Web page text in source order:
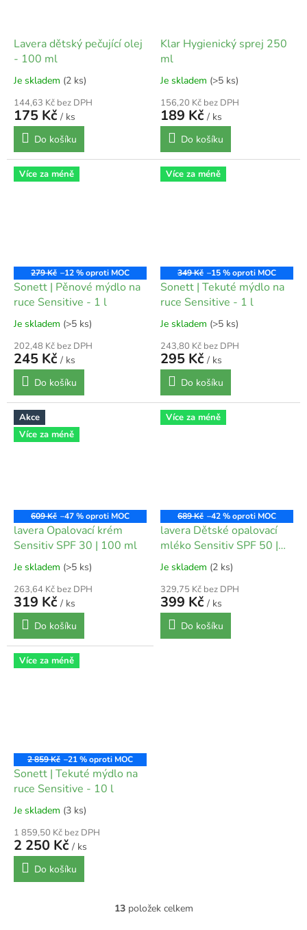
Lavera dětský pečující olej
- 100 ml
Je skladem (2 ks)
144,63 Kč bez DPH
175 Kč / ks
Do košíku
Klar Hygienický sprej 250
ml
Je skladem (>5 ks)
156,20 Kč bez DPH
189 Kč / ks
Do košíku
Více za méně
279 Kč –12 %
Sonett | Pěnové mýdlo na
ruce Sensitive - 1 l
Je skladem (>5 ks)
202,48 Kč bez DPH
245 Kč / ks
Do košíku
Více za méně
349 Kč –15 %
Sonett | Tekuté mýdlo na
ruce Sensitive - 1 l
Je skladem (>5 ks)
243,80 Kč bez DPH
295 Kč / ks
Do košíku
Akce
Více za méně
609 Kč –47 %
lavera Opalovací krém
Sensitiv SPF 30 | 100 ml
Je skladem (>5 ks)
263,64 Kč bez DPH
319 Kč / ks
Do košíku
Více za méně
689 Kč –42 %
lavera Dětské opalovací
mléko Sensitiv SPF 50 |
100 ml
Je skladem (2 ks)
329,75 Kč bez DPH
399 Kč / ks
Do košíku
Více za méně
2 859 Kč –21 %
Sonett | Tekuté mýdlo na
ruce Sensitive - 10 l
Je skladem (3 ks)
1 859,50 Kč bez DPH
2 250 Kč / ks
Do košíku
O
13položek celkem